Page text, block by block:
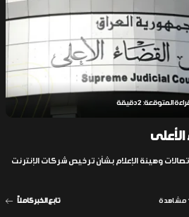
المتوقعة: 2 دقيقة
وهيئة الإعلام بشأن ترخيص شركات الإنترنت
تابع الخبر كاملاً